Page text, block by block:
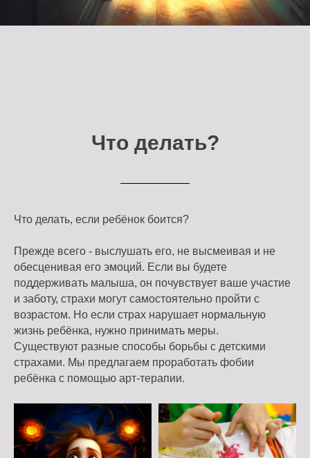
Что делать?
Что делать, если ребёнок боится?
Прежде всего - выслушать его, не высмеивая и не
обесценивая его эмоций. Если вы будете
поддерживать малыша, он почувствует ваше участие
и заботу, страхи могут самостоятельно пройти с
возрастом. Но если страх нарушает нормальную
жизнь ребёнка, нужно принимать меры.
Существуют разные способы борьбы с детскими
страхами. Мы предлагаем проработать фобии
ребёнка с помощью арт-терапии.